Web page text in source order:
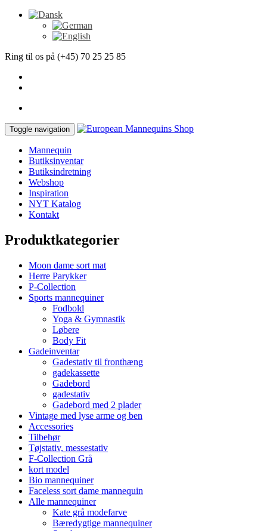
Ring til os på (+45) 70 25 25 85
Toggle navigation
Mannequin
Butiksinventar
Butiksindretning
Webshop
Inspiration
NYT Katalog
Kontakt
Produktkategorier
Moon dame sort mat
Herre Parykker
P-Collection
Sports mannequiner
Fodbold
Yoga & Gymnastik
Løbere
Body Fit
Gadeinventar
Gadestativ til fronthæng
gadekassette
Gadebord
gadestativ
Gadebord med 2 plader
Vintage med lyse arme og ben
Accessories
Tilbehør
Tøjstativ, messestativ
F-Collection Grå
kort model
Bio mannequiner
Faceless sort dame mannequin
Alle mannequiner
Kate grå modefarve
Bæredygtige mannequiner